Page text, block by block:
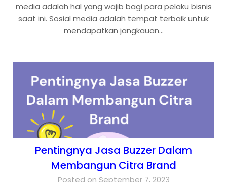
media adalah hal yang wajib bagi para pelaku bisnis
saat ini. Sosial media adalah tempat terbaik untuk
mendapatkan jangkauan…
Pentingnya Jasa Buzzer Dalam
Membangun Citra Brand
Posted on September 7, 2023